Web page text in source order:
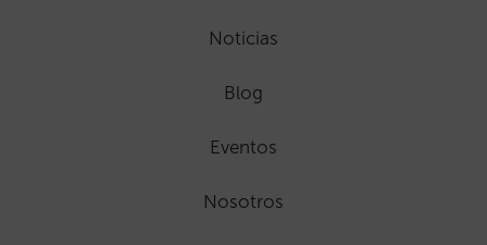
Noticias
Blog
Eventos
Nosotros